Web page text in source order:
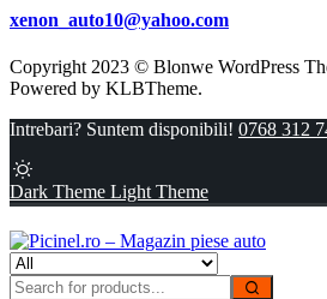
xenon_auto10@yahoo.com
Copyright 2023 © Blonwe WordPress
Powered by KLBTheme.
Intrebari? Suntem disponibili! 0768 312
Dark Theme Light Theme